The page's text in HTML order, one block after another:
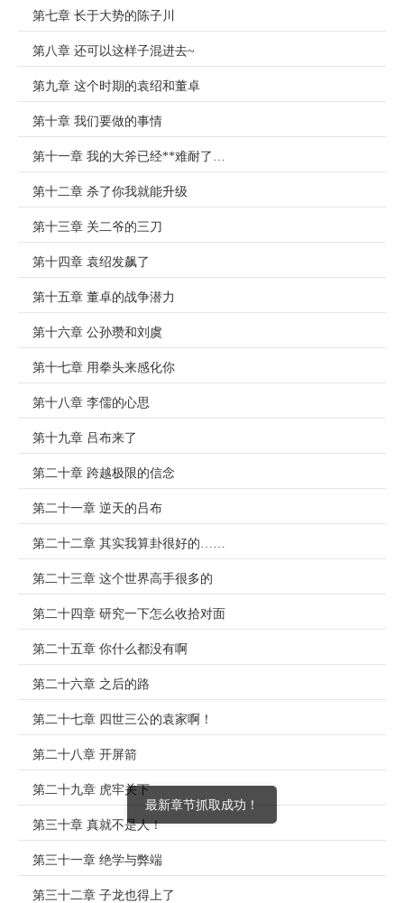
第七章 长于大势的陈子川
第八章 还可以这样子混进去~
第九章 这个时期的袁绍和董卓
第十章 我们要做的事情
第十一章 我的大斧已经**难耐了…
第十二章 杀了你我就能升级
第十三章 关二爷的三刀
第十四章 袁绍发飙了
第十五章 董卓的战争潜力
第十六章 公孙瓒和刘虞
第十七章 用拳头来感化你
第十八章 李儒的心思
第十九章 吕布来了
第二十章 跨越极限的信念
第二十一章 逆天的吕布
第二十二章 其实我算卦很好的……
第二十三章 这个世界高手很多的
第二十四章 研究一下怎么收拾对面
第二十五章 你什么都没有啊
第二十六章 之后的路
第二十七章 四世三公的袁家啊！
第二十八章 开屏箭
第二十九章 虎牢关下
第三十章 真就不是人！
第三十一章 绝学与弊端
第三十二章 子龙也得上了
最新章节抓取成功！